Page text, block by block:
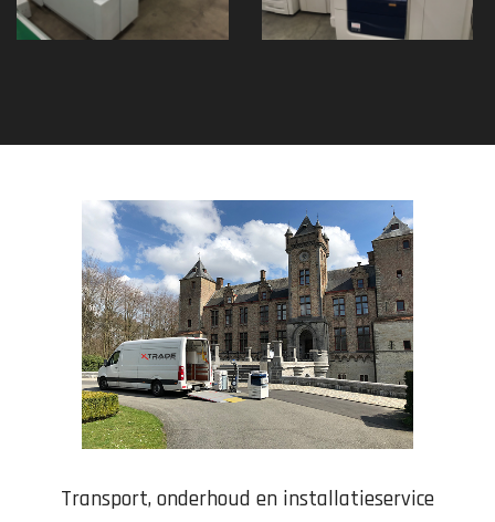
Transport, onderhoud en installatieservice